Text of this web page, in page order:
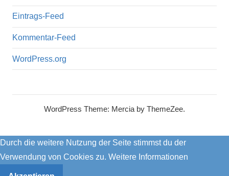
Eintrags-Feed
Kommentar-Feed
WordPress.org
WordPress Theme: Mercia by ThemeZee.
Durch die weitere Nutzung der Seite stimmst du der
Verwendung von Cookies zu. Weitere Informationen